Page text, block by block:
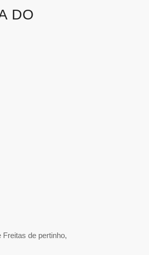
DO
de pertinho,